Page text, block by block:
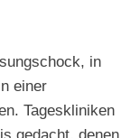
in
einer
Tageskliniken